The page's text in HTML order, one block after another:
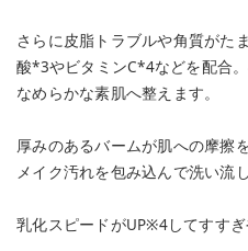
さらに皮脂トラブルや角質がた
酸*3やビタミンC*4などを配合
なめらかな素肌へ整えます。
厚みのあるバームが肌への摩擦
メイク汚れを包み込んで洗い流し
乳化スピードがUP※4してすす